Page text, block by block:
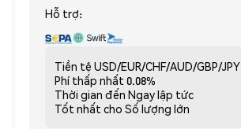
Hỗ trợ:
Tiền tệ USD/EUR/CHF/AUD/GBP/JPY
Phí thấp nhất 0.08%
Thời gian đến Ngay lập tức
Tốt nhất cho Số lượng lớn